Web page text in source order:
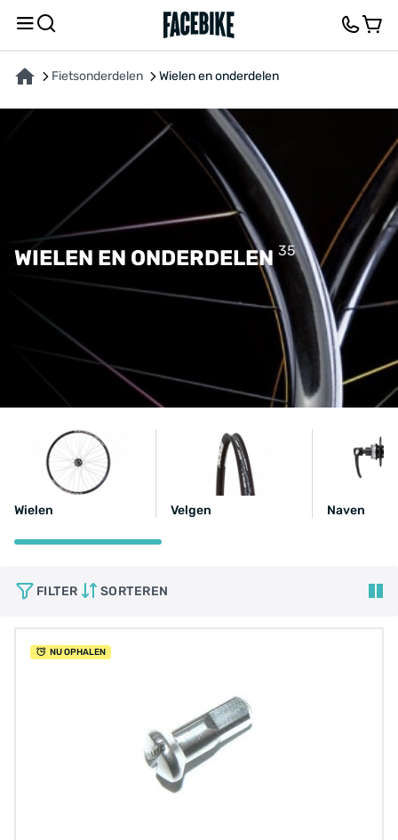
Fietsonderdelen Wielen en onderdelen
WIELEN EN ONDERDELEN 35
Wielen Velgen Naven
FILTER SORTEREN
NU OPHALEN